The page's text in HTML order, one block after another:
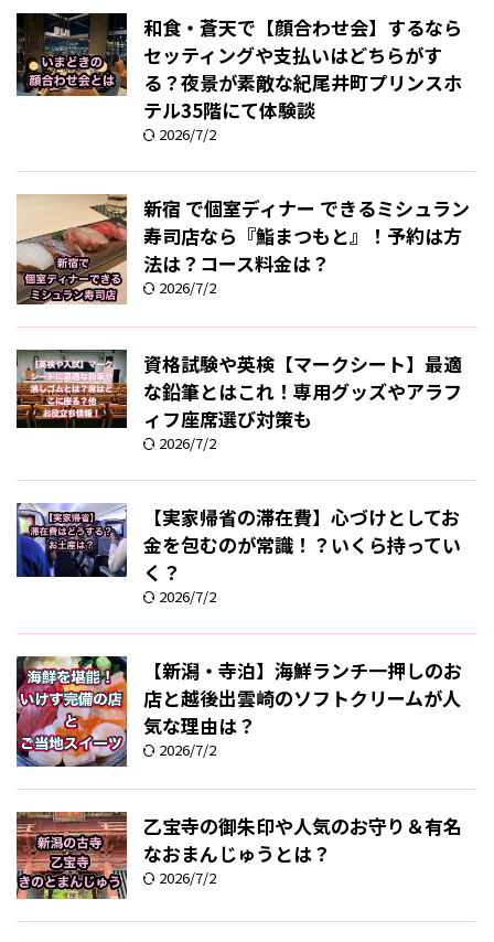
和食・蒼天で【顔合わせ会】するなら
セッティングや支払いはどちらがす
る？夜景が素敵な紀尾井町プリンスホ
テル35階にて体験談
2026/7/2
新宿 で個室ディナー できるミシュラン
寿司店なら『鮨まつもと』！予約は方
法は？コース料金は？
2026/7/2
資格試験や英検【マークシート】最適
な鉛筆とはこれ！専用グッズやアラフ
ィフ座席選び対策も
2026/7/2
【実家帰省の滞在費】心づけとしてお
金を包むのが常識！？いくら持ってい
く？
2026/7/2
【新潟・寺泊】海鮮ランチ一押しのお
店と越後出雲崎のソフトクリームが人
気な理由は？
2026/7/2
乙宝寺の御朱印や人気のお守り＆有名
なおまんじゅうとは？
2026/7/2